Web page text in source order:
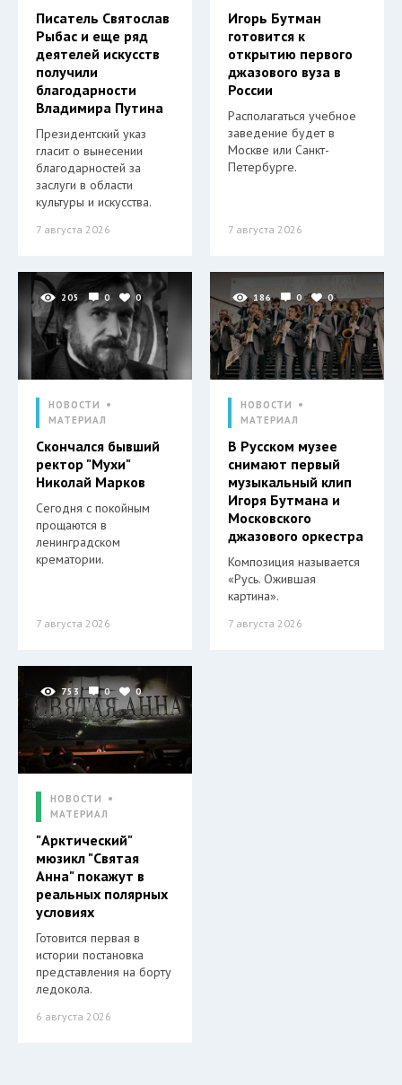
Писатель Святослав
Рыбас и еще ряд
деятелей искусств
получили
благодарности
Владимира Путина
Президентский указ
гласит о вынесении
благодарностей за
заслуги в области
культуры и искусства.
7 августа 2026
Игорь Бутман
готовится к
открытию первого
джазового вуза в
России
Располагаться учебное
заведение будет в
Москве или Санкт-
Петербурге.
7 августа 2026
205 0 0
НОВОСТИ
МАТЕРИАЛ
Скончался бывший
ректор "Мухи"
Николай Марков
Сегодня с покойным
прощаются в
ленинградском
крематории.
7 августа 2026
186 0 0
НОВОСТИ
МАТЕРИАЛ
В Русском музее
снимают первый
музыкальный клип
Игоря Бутмана и
Московского
джазового оркестра
Композиция называется
«Русь. Ожившая
картина».
7 августа 2026
753 0 0
НОВОСТИ
МАТЕРИАЛ
"Арктический"
мюзикл "Святая
Анна" покажут в
реальных полярных
условиях
Готовится первая в
истории постановка
представления на борту
ледокола.
6 августа 2026